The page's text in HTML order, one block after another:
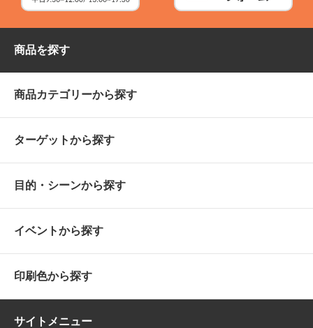
商品を探す
商品カテゴリーから探す
ターゲットから探す
目的・シーンから探す
イベントから探す
印刷色から探す
サイトメニュー